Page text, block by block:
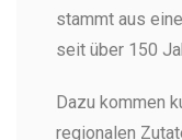
stammt aus
seit über 150
Dazu kommen
regionalen